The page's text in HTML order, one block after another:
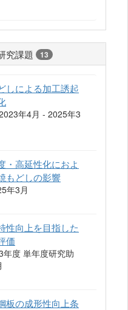
究課題 13
しによる加工誘起
年4月 - 2025年3
・高延性化におよ
もどしの影響
年3月
性向上を目指した
価
度 単年度研究助
板の成形性向上条